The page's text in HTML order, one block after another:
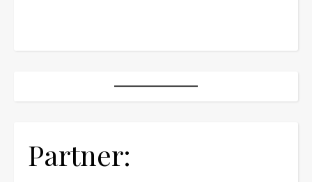
Partner: